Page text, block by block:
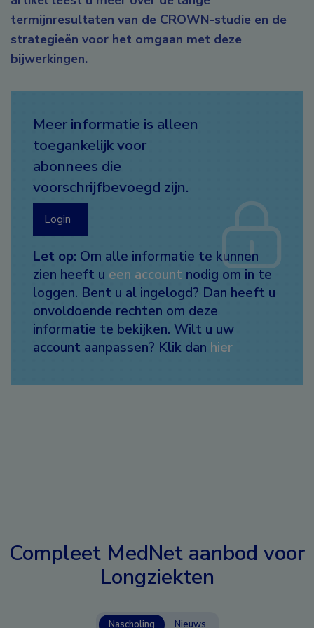
termijnresultaten van de CROWN-studie en de
strategieën voor het omgaan met deze
bijwerkingen.
Meer informatie is alleen
toegankelijk voor
abonnees die
voorschrijfbevoegd zijn.
Login
Let op: Om alle informatie te kunnen
zien heeft u een account nodig om in te
loggen. Bent u al ingelogd? Dan heeft u
onvoldoende rechten om deze
informatie te bekijken. Wilt u uw
account aanpassen? Klik dan hier
Compleet MedNet aanbod voor
Longziekten
Nascholing Nieuws